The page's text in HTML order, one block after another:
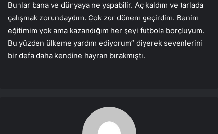
Bunlar bana ve dünyaya ne yapabilir. Aç kaldım ve tarlada
çalışmak zorundaydım. Çok zor dönem geçirdim. Benim
eğitimim yok ama kazandığım her şeyi futbola borçluyum.
Bu yüzden ülkeme yardım ediyorum” diyerek sevenlerini
bir defa daha kendine hayran bırakmıştı.